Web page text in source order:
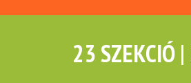
23 SZEKCIÓ